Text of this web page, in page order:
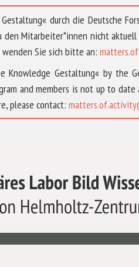
durch die Deutsche
den Mitarbeiter*innen nicht
Sie sich bitte an:
Gestaltung« by the
and members is not up to
please contact: